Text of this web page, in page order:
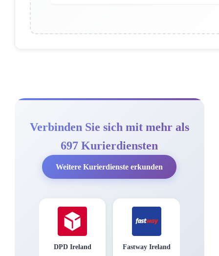
Verbinden Sie sich mit mehr als
697 Kurierdiensten
Weitere Kurierdienste erkunden
DPD Ireland Fastway Ireland